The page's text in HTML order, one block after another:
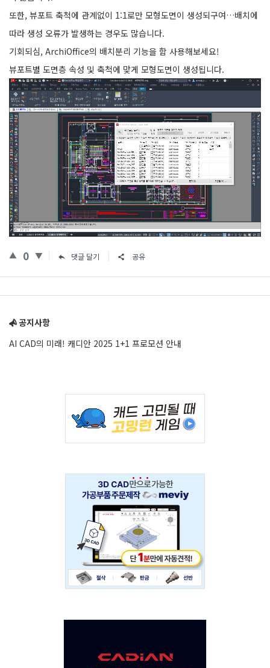
또한, 뷰포트 축척에 관계없이 1:1로만 모형도면이 생성되구여…배치에
따라 생성 오류가 발생하는 경우도 많습니다.
기회되심, ArchiOffice의 배치분리 기능을 함 사용해보세요!
뷰포트별 도면층 속성 및 축척에 맞게 모형도면이 생성됩니다.
0 댓글 달기 공유
공지사항
AI CAD의 미래! 캐디안 2025 1+1 프로모션 안내